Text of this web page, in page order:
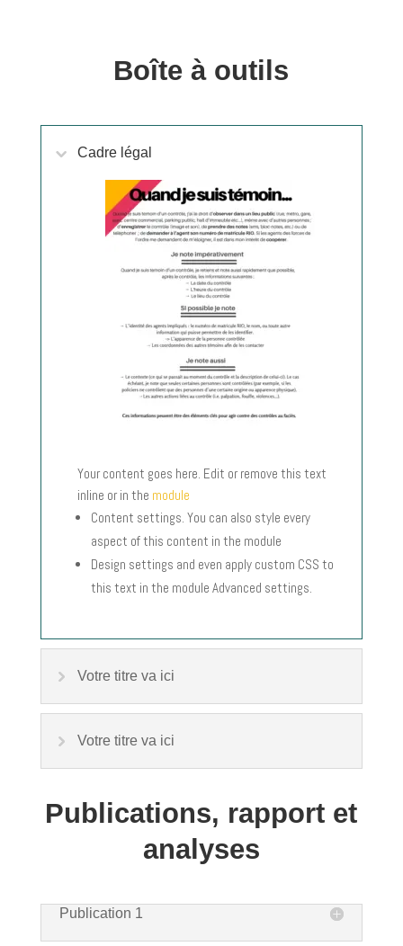
Boîte à outils
Cadre légal
Your content goes here. Edit or remove this text
inline or in the module
Content settings. You can also style every
aspect of this content in the module
Design settings and even apply custom CSS to
this text in the module Advanced settings.
Votre titre va ici
Votre titre va ici
Publications, rapport et
analyses
Publication 1